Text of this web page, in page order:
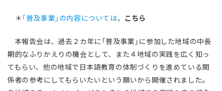
＊ 「普及事業」の内容については、 こちら
本報告会は、過去２カ年に「普及事業」に参加した地域の中長
期的なふりかえりの機会として、また４地域の実践を広く知っ
てもらい、他の地域で日本語教育の体制づくりを進めている関
係者の参考にしてもらいたいという願いから開催されました。